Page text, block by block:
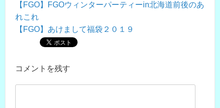
【FGO】FGOウィンターパーティーin北海道前後のあ
れこれ
【FGO】あけまして福袋２０１９
コメントを残す